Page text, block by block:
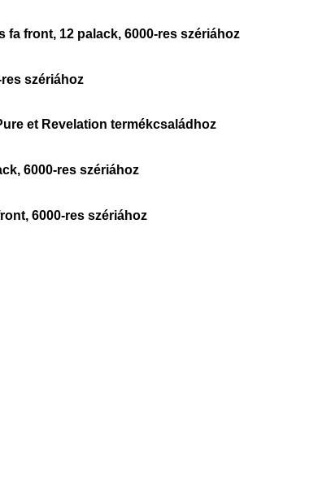
front, 12 palack, 6000-res szériához
szériához
et Revelation termékcsaládhoz
6000-res szériához
6000-res szériához